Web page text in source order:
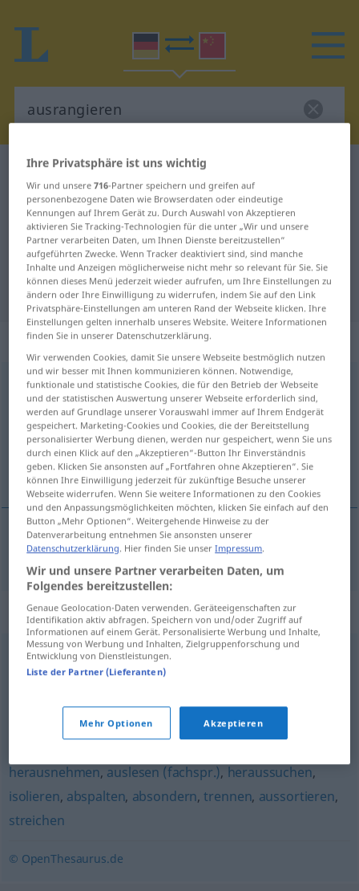
Deutsch-Chinesisch Wörterbuch
Deutsch-Chinesisch Übersetzung
für "ausrangieren"
"ausrangieren" Chinesisch
Übersetzung
„ausrangieren“: transitives Verb
ausrangierenv/t
Übersicht aller Übersetzungen
(Für mehr Details die Übersetzung anklicken/antippen)
淘汰
淘汰[táotài] ausrangieren UMG
Synonyme für "ausrangieren"
stilllegen
beiseitelegen
herausnehmen, auslesen (fachspr.), heraussuchen,
isolieren, abspalten, absondern,trennen, aussortieren,
streichen
© OpenThesaurus.de
Ihre Privatsphäre ist uns wichtig
Wir und unsere716-Partner speichern und greifen auf
personenbezogene Daten wie Browserdaten oder eindeutige
Kennungen auf Ihrem Gerät zu. Durch Auswahl von Akzeptieren
aktivieren Sie Tracking-Technologien für die unter „Wir und unsere
Partner verarbeiten Daten, um Ihnen Dienste bereitzustellen“
aufgeführten Zwecke. Wenn Tracker deaktiviert sind, sind manche
Inhalte und Anzeigen möglicherweise nicht mehr so relevant für Sie. Sie
können dieses Menü jederzeit wieder aufrufen, um Ihre Einstellungen zu
ändern oder Ihre Einwilligung zu widerrufen, indem Sie auf den Link
Privatsphäre-Einstellungen am unteren Rand der Webseite klicken. Ihre
Einstellungen gelten innerhalb unseres Website. Weitere Informationen
finden Sie in unserer Datenschutzerklärung.
Wir verwenden Cookies, damit Sie unsere Webseite bestmöglich nutzen
und wir besser mit Ihnen kommunizieren können. Notwendige,
funktionale und statistische Cookies, die für den Betrieb der Webseite
und der statistischen Auswertung unserer Webseite erforderlich sind,
werden auf Grundlage unserer Vorauswahl immer auf Ihrem Endgerät
gespeichert. Marketing-Cookies und Cookies, die der Bereitstellung
personalisierter Werbung dienen, werden nur gespeichert, wenn Sie uns
durch einen Klick auf den „Akzeptieren“-Button Ihr Einverständnis
geben. Klicken Sie ansonsten auf „Fortfahren ohne Akzeptieren“. Sie
können Ihre Einwilligung jederzeit für zukünftige Besuche unserer
Webseite widerrufen. Wenn Sie weitere Informationen zu den Cookies
und den Anpassungsmöglichkeiten möchten, klicken Sie einfach auf den
Button „Mehr Optionen“. Weitergehende Hinweise zu der
Datenverarbeitung entnehmen Sie ansonsten unserer
Datenschutzerklärung. Hier finden Sie unserImpressum.
Wir und unsere Partner verarbeiten Daten, um
Folgendes bereitzustellen:
Genaue Geolocation-Daten verwenden. Geräteeigenschaften zur
Identifikation aktiv abfragen. Speichern von und/oder Zugriff auf
Informationen auf einem Gerät. Personalisierte Werbung und Inhalte,
Messung von Werbung und Inhalten, Zielgruppenforschung und
Entwicklung von Dienstleistungen.
Liste der Partner (Lieferanten)
Mehr Optionen Akzeptieren